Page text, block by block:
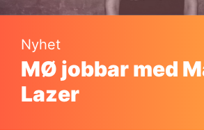
Nyhet
MØ jobbar med
Lazer